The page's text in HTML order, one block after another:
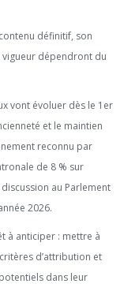
définitif, son
vigueur dépendront du
vont évoluer dès le 1er
et le maintien
reconnu par
de 8 % sur
au Parlement
2026.
à anticiper : mettre à
d’attribution et
dans leur